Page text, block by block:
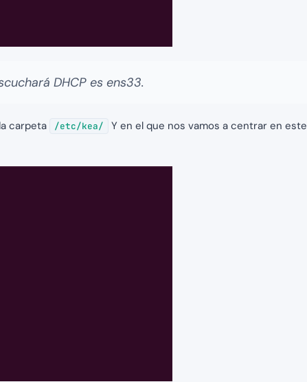
DHCP es ens33.
carpeta /etc/kea/
Y en el que nos vamos a centrar en este